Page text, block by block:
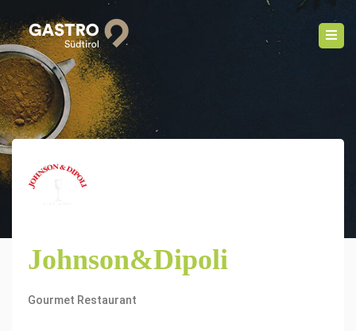
Johnson&Dipoli
Gourmet Restaurant